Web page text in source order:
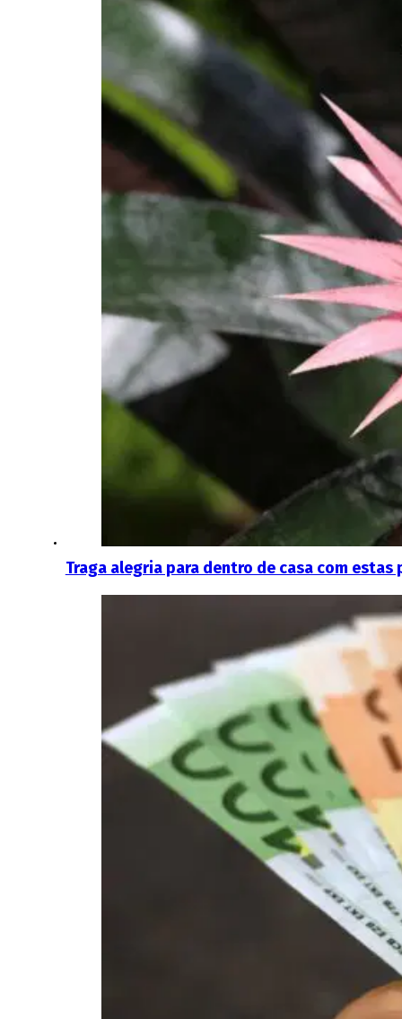
Traga alegria para dentro de casa com estas